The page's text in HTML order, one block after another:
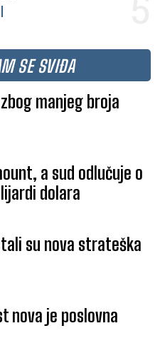
SE SVIĐA
manjeg broja
a sud odlučuje o
dolara
su nova strateška
nova je poslovna